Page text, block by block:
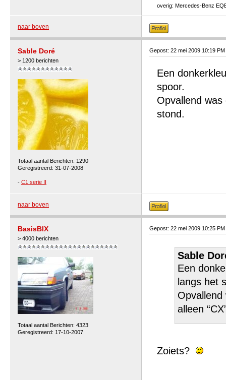
overig: Mercedes-Benz
naar boven
Sable Doré
> 1200 berichten
Totaal aantal Berichten: 1290
Geregistreerd: 31-07-2008
- C1 serie II
Gepost: 22 mei 2009 10:19 PM
Een
spoor.
Opvallend was
stond.
naar boven
BasisBIX
> 4000 berichten
Totaal aantal Berichten: 4323
Geregistreerd: 17-10-2007
Gepost: 22 mei 2009 10:25 PM
Sable
Een
langs het
alleen
Zoiets?